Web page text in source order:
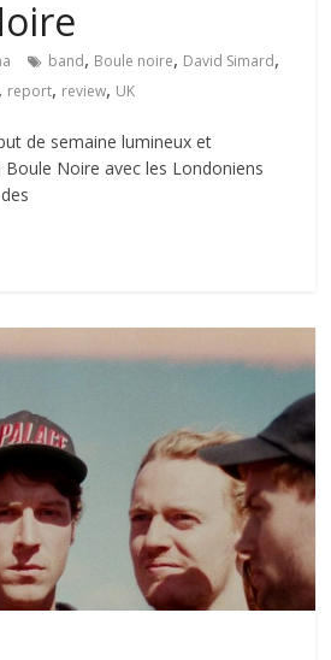
band, Boule noire, David Simard,
, report, review, UK
de semaine lumineux et
Noire avec les Londoniens